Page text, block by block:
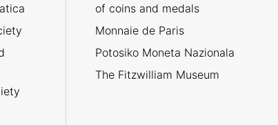
of coins and medals
Monnaie de Paris
Potosiko Moneta Nazionala
The Fitzwilliam Museum